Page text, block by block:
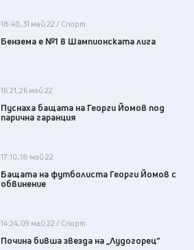
18:40, 31 май 22 / Спорт
Бензема е №1 в Шампионската лига
16:21, 26 май 22
Пуснаха бащата на Георги Йомов под
парична гаранция
17:10, 18 май 22
Бащата на футболиста Георги Йомов с
обвинение
14:24, 09 май 22 / Спорт
Почина бивша звезда на „Лудогорец“